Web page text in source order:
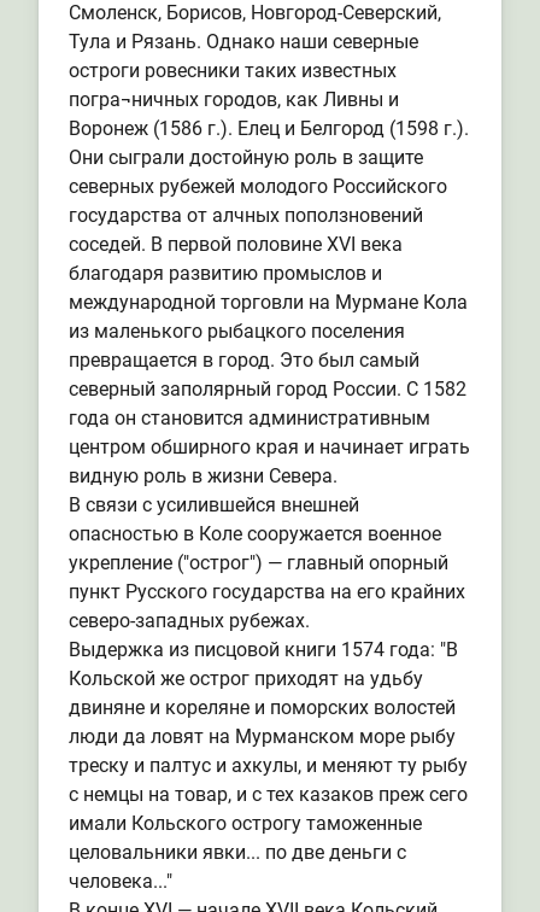
Смоленск, Борисов, Новгород-Северский,
Тула и Рязань. Однако наши северные
остроги ровесники таких известных
погра¬ничных городов, как Ливны и
Воронеж (1586 г.). Елец и Белгород (1598 г.).
Они сыграли достойную роль в защите
северных рубежей молодого Российского
государства от алчных поползновений
соседей. В первой половине XVI века
благодаря развитию промыслов и
международной торговли на Мурмане Кола
из маленького рыбацкого поселения
превращается в город. Это был самый
северный заполярный город России. С 1582
года он становится административным
центром обширного края и начинает играть
видную роль в жизни Севера.
В связи с усилившейся внешней
опасностью в Коле сооружается военное
укрепление ("острог") — главный опорный
пункт Русского государства на его крайних
северо-западных рубежах.
Выдержка из писцовой книги 1574 года: "В
Кольской же острог приходят на удьбу
двиняне и кореляне и поморских волостей
люди да ловят на Мурманском море рыбу
треску и палтус и ахкулы, и меняют ту рыбу
с немцы на товар, и с тех казаков преж сего
имали Кольского острогу таможенные
целовальники явки... по две деньги с
человека..."